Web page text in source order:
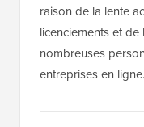
raison de la lente
licenciements et
nombreuses
entreprises en